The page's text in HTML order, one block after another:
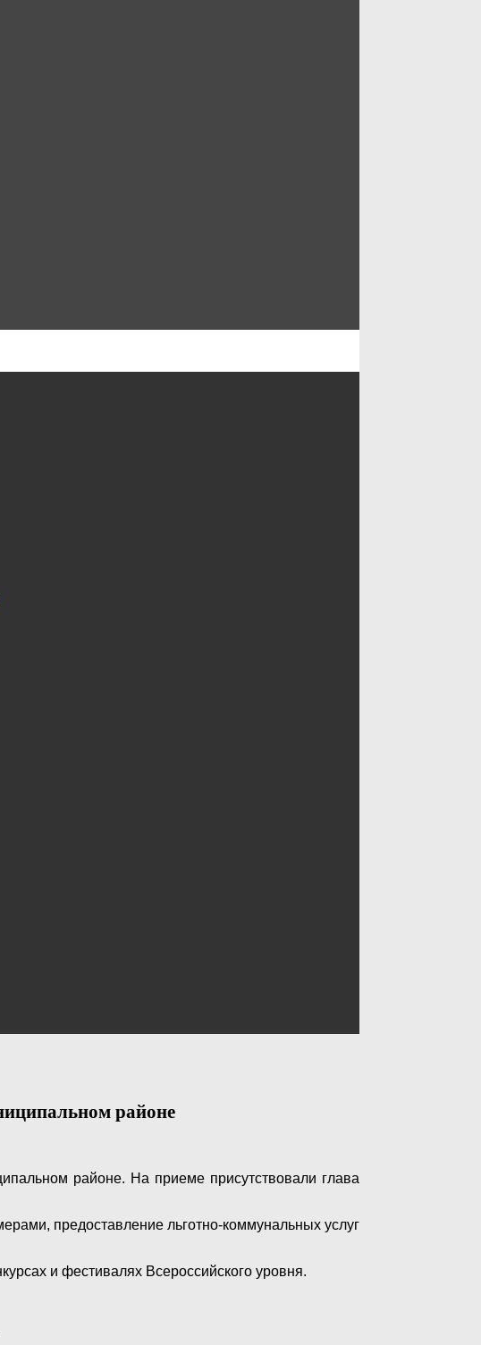
районе
районе. На приеме присутствовали глава
предоставление льготно-коммунальных услуг
и фестивалях Всероссийского уровня.